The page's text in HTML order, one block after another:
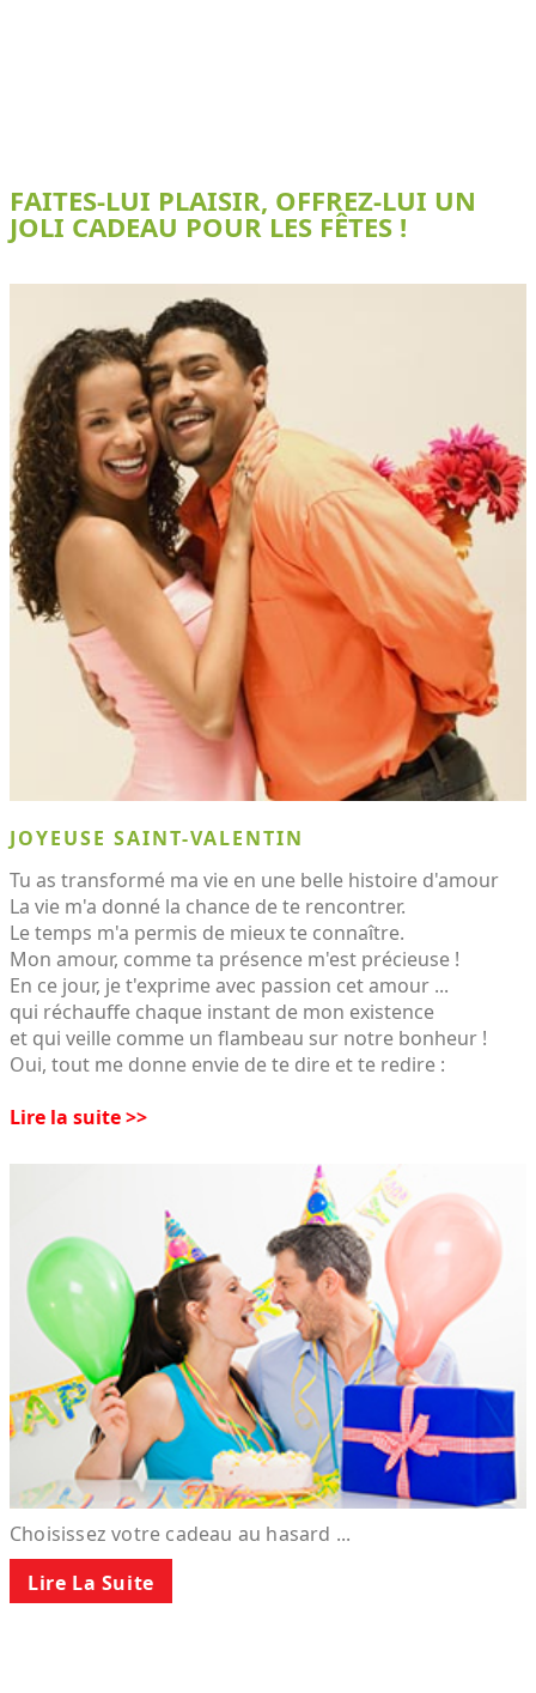
FAITES-LUI PLAISIR, OFFREZ-LUI UN
JOLI CADEAU POUR LES FÊTES !
JOYEUSE SAINT-VALENTIN
Tu as transformé ma vie en une belle histoire d'amour
La vie m'a donné la chance de te rencontrer.
Le temps m'a permis de mieux te connaître.
Mon amour, comme ta présence m'est précieuse !
En ce jour, je t'exprime avec passion cet amour ...
qui réchauffe chaque instant de mon existence
et qui veille comme un flambeau sur notre bonheur !
Oui, tout me donne envie de te dire et te redire :
Lire la suite >>
Choisissez votre cadeau au hasard ...
Lire La Suite